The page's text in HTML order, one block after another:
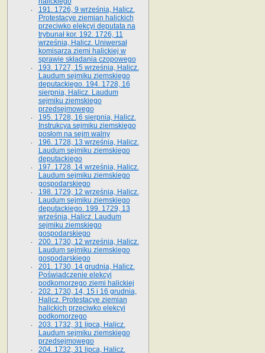
191. 1726, 9 września, Halicz.
Protestacye ziemian halickich
przeciwko elekcyi deputata na
trybunał kor. 192. 1726, 11
września, Halicz. Uniwersał
komisarza ziemi halickiej w
sprawie składania czopowego
193. 1727, 15 września, Halicz.
Laudum sejmiku ziemskiego
deputackiego. 194. 1728, 16
sierpnia, Halicz. Laudum
sejmiku ziemskiego
przedsejmowego
195. 1728, 16 sierpnia, Halicz.
Instrukcya sejmiku ziemskiego
posłom na sejm walny
196. 1728, 13 września, Halicz.
Laudum sejmiku ziemskiego
deputackiego
197. 1728, 14 września, Halicz.
Laudum sejmiku ziemskiego
gospodarskiego
198. 1729, 12 września, Halicz.
Laudum sejmiku ziemskiego
deputackiego. 199. 1729, 13
września, Halicz. Laudum
sejmiku ziemskiego
gospodarskiego
200. 1730, 12 września, Halicz.
Laudum sejmiku ziemskiego
gospodarskiego
201. 1730, 14 grudnia, Halicz.
Poświadczenie elekcyi
podkomorzego ziemi halickiej
202. 1730, 14, 15 i 16 grudnia,
Halicz. Protestacye ziemian
halickich przeciwko elekcyi
podkomorzego
203. 1732, 31 lipca, Halicz.
Laudum sejmiku ziemskiego
przedsejmowego
204. 1732, 31 lipca, Halicz.